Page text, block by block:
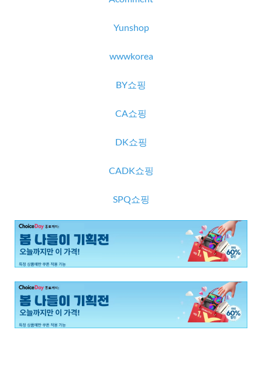
Yunshop
wwwkorea
BY쇼핑
CA쇼핑
DK쇼핑
CADK쇼핑
SPQ쇼핑